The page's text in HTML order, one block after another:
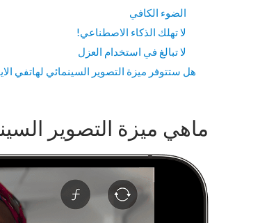
الضوء الكافي
لا تهلك الذكاء الاصطناعي!
لا تبالغ في استخدام العزل
هل ستتوفر ميزة التصوير السينمائي لهاتفي
ماهي ميزة التصوير